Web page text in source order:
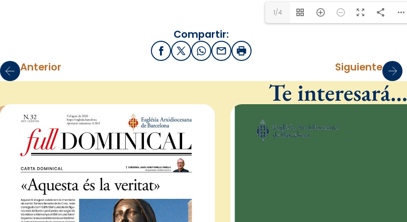
1/4
Compartir:
FacebookX / Twitter
WhatsApp
EmailImprimir
Anterior Siguiente
Te interesará…